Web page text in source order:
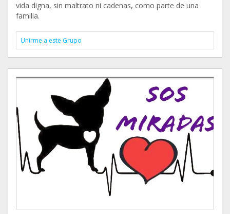
vida digna, sin maltrato ni cadenas, como parte de una
familia.
Unirme a este Grupo